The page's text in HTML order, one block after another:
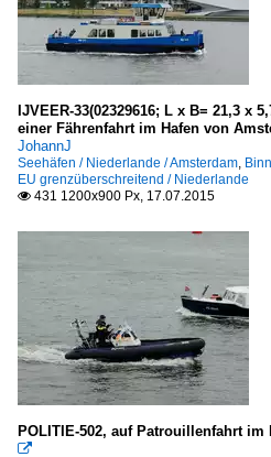
IJVEER-33(02329616; L x B= 21,3 x
einer Fährenfahrt im Hafen von
JohannJ
Seehäfen / Niederlande / Amsterdam,
EU grenzüberschreitend / Niederlande
 431 1200x900 Px, 17.07.2015
POLITIE-502, auf Patrouillenfahrt im
